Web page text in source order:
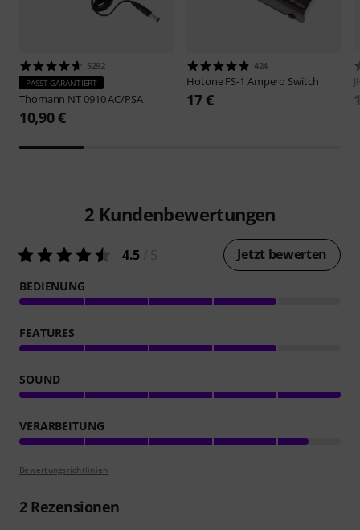
5292
PASST GARANTIERT
Thomann NT 0910 AC/PSA
10,90 €
424
HotoneFS-1 Ampero Switch
17 €
2 Kundenbewertungen
4.5 Jetzt bewerten
BEDIENUNG
FEATURES
SOUND
VERARBEITUNG
Bewertungsrichtlinien
2Rezensionen